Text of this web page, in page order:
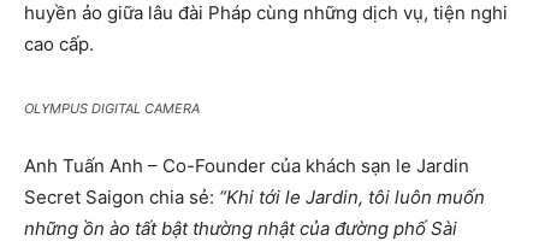
huyền ảo giữa lâu đài Pháp cùng những dịch vụ, tiện nghi
cao cấp.
OLYMPUS DIGITAL CAMERA
Anh Tuấn Anh – Co-Founder của khách sạn le Jardin
Secret Saigon chia sẻ: “Khi tới le Jardin, tôi luôn muốn
những ồn ào tất bật thường nhật của đường phố Sài